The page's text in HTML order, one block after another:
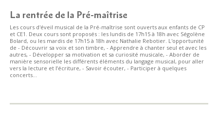
La rentrée de la Pré-maîtrise
Les cours d'éveil musical de la Pré-maîtrise sont ouverts aux enfants de CP
et CE1. Deux cours sont proposés : les lundis de 17h15 à 18h avec Ségolène
Bolard, ou les mardis de 17h15 à 18h avec Nathalie Rebotier. L'opportunité
de - Découvrir sa voix et son timbre, - Apprendre à chanter seul et avec les
autres, - Développer sa motivation et sa curiosité musicale, - Aborder de
manière sensorielle les différents éléments du langage musical, pour aller
vers la lecture et l’écriture, - Savoir écouter, - Participer à quelques
concerts...